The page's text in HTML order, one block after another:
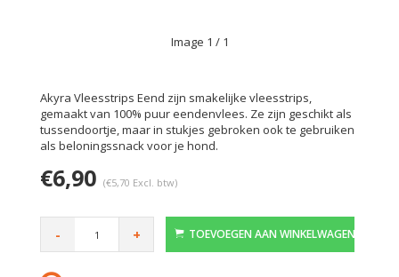
Image 1 / 1
Akyra Vleesstrips Eend zijn smakelijke vleesstrips,
gemaakt van 100% puur eendenvlees. Ze zijn geschikt als
tussendoortje, maar in stukjes gebroken ook te gebruiken
als beloningssnack voor je hond.
€6,90 (€5,70 Excl. btw)
- + TOEVOEGEN AAN WINKELWAGEN